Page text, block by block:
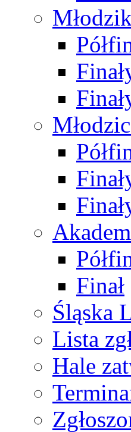
Finał
Śląska
Lista
Hale